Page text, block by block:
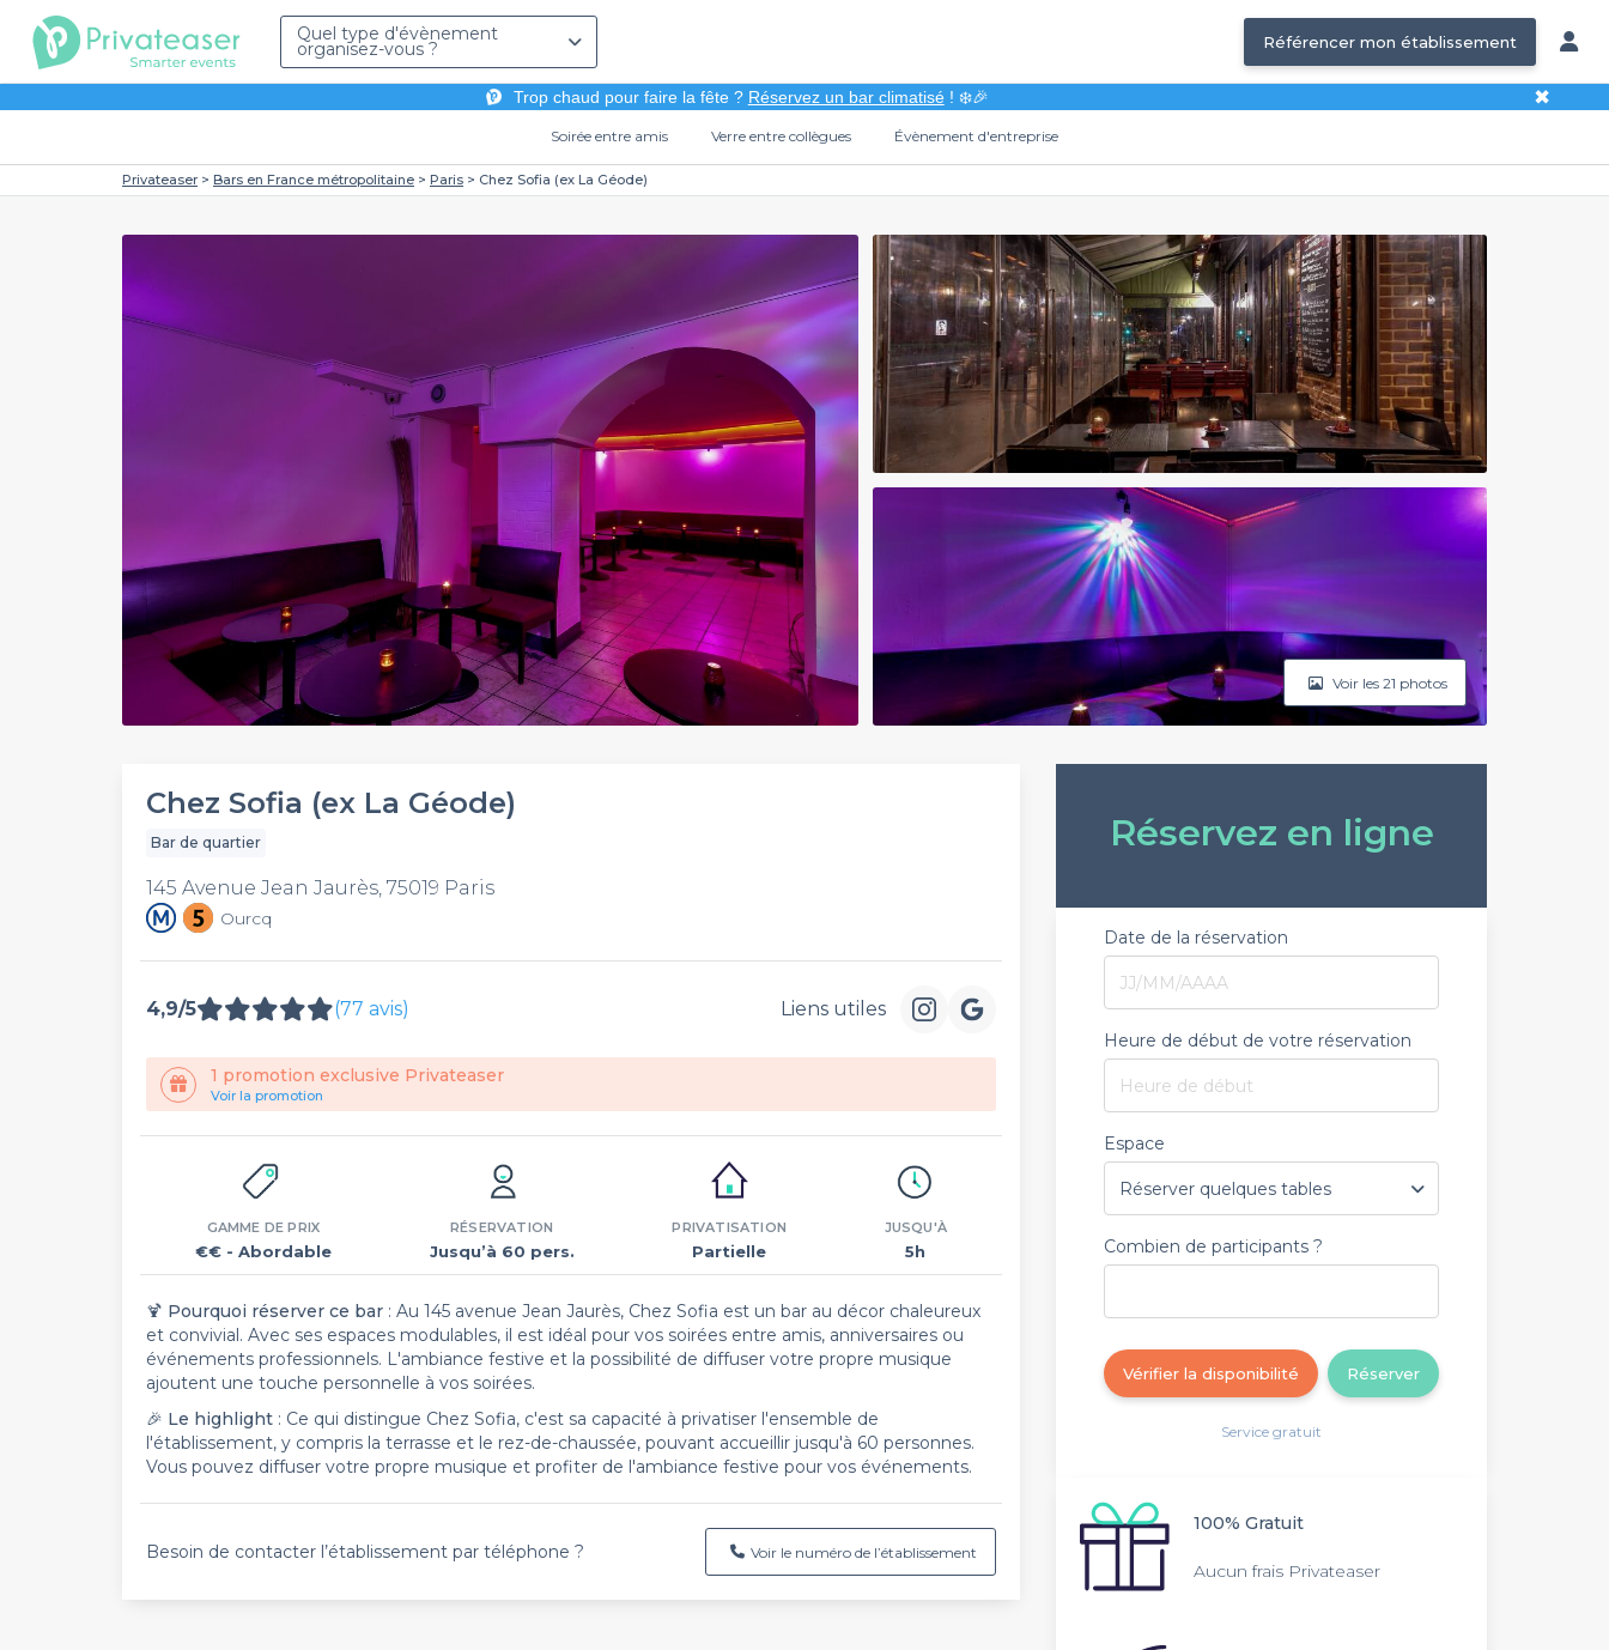
Quel type d'évènement
organisez-vous ? Référencer mon établissement
Trop chaud pour faire la fête ? Réservez un bar climatisé! ❄️🎉 ✖
Soirée entre amis Verre entre collègues Évènement d'entreprise
Privateaser Bars en France métropolitaine Paris Chez Sofia (ex La Géode)
Voir les 21 photos
Chez Sofia (ex La Géode)
Bar de quartier
145 Avenue Jean Jaurès, 75019 Paris
Ourcq
4,9/5 (77 avis) Liens utiles
1 promotion exclusive Privateaser
Voir la promotion
GAMME DE PRIX
€€ - Abordable
RÉSERVATION
Jusqu’à 60 pers.
PRIVATISATION
Partielle
JUSQU'À
5h
🍹 Pourquoi réserver ce bar : Au 145 avenue Jean Jaurès, Chez Sofia est un bar au décor chaleureux
et convivial. Avec ses espaces modulables, il est idéal pour vos soirées entre amis, anniversaires ou
événements professionnels. L'ambiance festive et la possibilité de diffuser votre propre musique
ajoutent une touche personnelle à vos soirées.
🎉 Le highlight : Ce qui distingue Chez Sofia, c'est sa capacité à privatiser l'ensemble de
l'établissement, y compris la terrasse et le rez-de-chaussée, pouvant accueillir jusqu'à 60 personnes.
Vous pouvez diffuser votre propre musique et profiter de l'ambiance festive pour vos événements.
Besoin de contacter l’établissement par téléphone ? Voir le numéro de l’établissement
Réservez en ligne
Date de la réservation
Heure de début de votre réservation
Heure de début
Espace
Combien de participants ?
Réserver
Vérifier la disponibilité
Service gratuit
100% Gratuit
Aucun frais Privateaser